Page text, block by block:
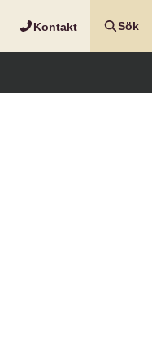
Kontakt Sök